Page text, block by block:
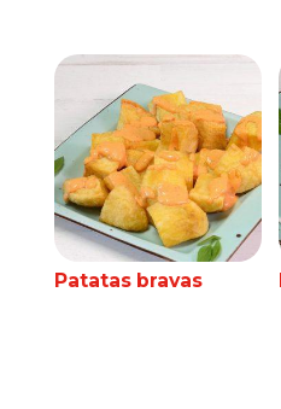
Patatas bravas